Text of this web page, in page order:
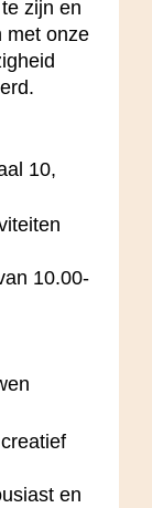
zijn en
met onze
10,
10.00-
en